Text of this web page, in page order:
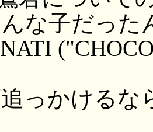
な子だった
っかけるな